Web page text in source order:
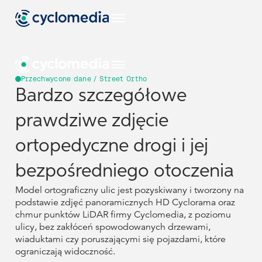
Zasoby
wszystkie
zasoby
Street Smart
Firma
PL
US
NL
DE
Zobacz
wszystkie
branże
Budownictwo I
Wyświetl
przypadki
Produkty +
Technologie
wszystkie
nasze
produkty +
technologie
Przechwycone dane / Street Ortho
Bardzo szczegółowe
prawdziwe zdjęcie
ortopedyczne drogi i jej
bezpośredniego otoczenia
Model ortograficzny ulic jest pozyskiwany i tworzony na
podstawie zdjęć panoramicznych HD Cyclorama oraz
chmur punktów LiDAR firmy Cyclomedia, z poziomu
ulicy, bez zakłóceń spowodowanych drzewami,
wiaduktami czy poruszającymi się pojazdami, które
ograniczają widoczność.
Zasoby
US
NL
Branże
Zobacz wszystkie branże
Budownictwo I Inżynieria
Rząd
Przypadki Użycia
Wyświetl wszystkie przypadki użycia
Produkty + Technologie
Zobacz wszystkie nasze produkty + technologie
Zasoby
US
NL
Branże
Zobacz wszystkie branże
Budownictwo I Inżynieria
Rząd
Przypadki Użycia
Wyświetl wszystkie przypadki użycia
Produkty + Technologie
Zobacz wszystkie nasze produkty + technologie